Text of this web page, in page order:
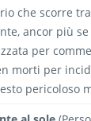
che scorre
ancor più
per
morti per
pericoloso